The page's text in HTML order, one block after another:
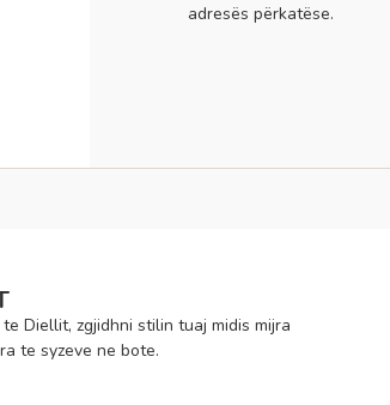
adresës përkatëse.
Diellit, zgjidhni stilin tuaj midis mijra
te syzeve ne bote.